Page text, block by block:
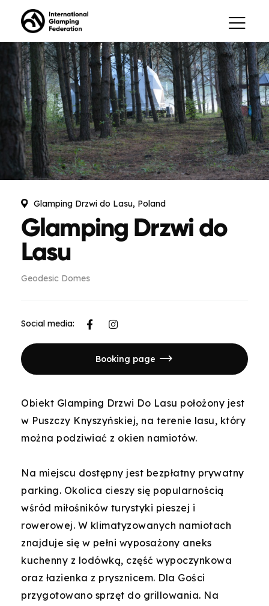
Glamping Drzwi do Lasu, Poland
Glamping Drzwi do
Lasu
Geodesic Domes
Social media:
Booking page
Obiekt Glamping Drzwi Do Lasu położony jest
w Puszczy Knyszyńskiej, na terenie lasu, który
można podziwiać z okien namiotów.
Na miejscu dostępny jest bezpłatny prywatny
parking. Okolica cieszy się popularnością
wśród miłośników turystyki pieszej i
rowerowej. W klimatyzowanych namiotach
znajduje się w pełni wyposażony aneks
kuchenny z lodówką, część wypoczynkowa
oraz łazienka z prysznicem. Dla Gości
przygotowano sprzęt do grillowania. Na